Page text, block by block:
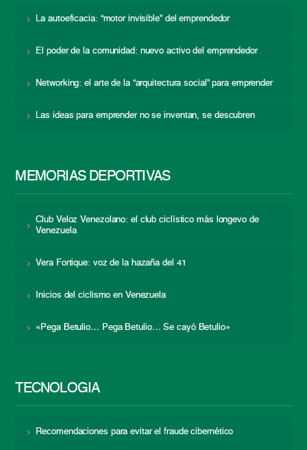
La autoeficacia: “motor invisible” del emprendedor
El poder de la comunidad: nuevo activo del emprendedor
Networking: el arte de la “arquitectura social” para emprender
Las ideas para emprender no se inventan, se descubren
MEMORIAS DEPORTIVAS
Club Veloz Venezolano: el club ciclístico más longevo de
Venezuela
Vera Fortique: voz de la hazaña del 41
Inicios del ciclismo en Venezuela
«Pega Betulio… Pega Betulio… Se cayó Betulio»
TECNOLOGÍA
Recomendaciones para evitar el fraude cibernético